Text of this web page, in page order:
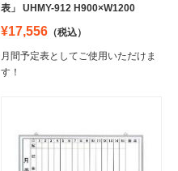
表」 UHMY-912 H900×W1200
¥17,556 （税込）
月間予定表としてご使用いただけま
す！